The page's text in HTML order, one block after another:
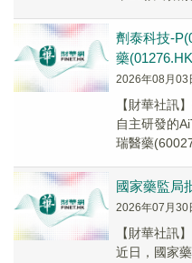
劑泰科技-
藥
2026年08月03
【財華社訊
自主研發的
瑞醫藥
國家藥監局
2026年07月30
【財華社訊
近日，國家